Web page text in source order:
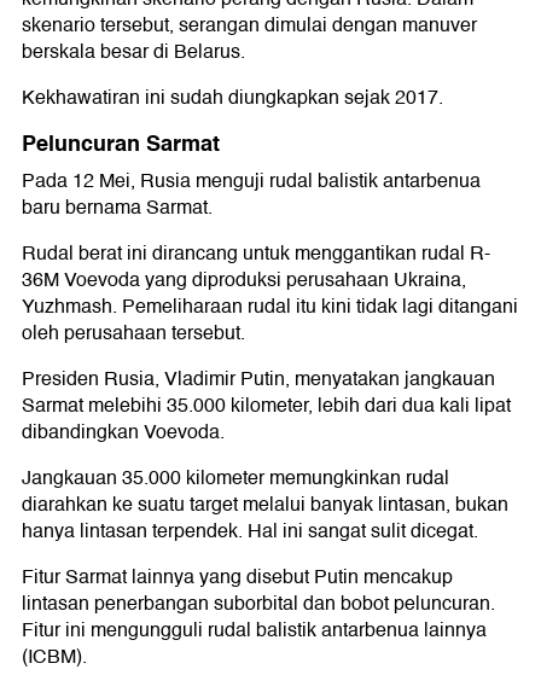
skenario tersebut, serangan dimulai dengan manuver
berskala besar di Belarus.
Kekhawatiran ini sudah diungkapkan sejak 2017.
Peluncuran Sarmat
Pada 12 Mei, Rusia menguji rudal balistik antarbenua
baru bernama Sarmat.
Rudal berat ini dirancang untuk menggantikan rudal R-
36M Voevoda yang diproduksi perusahaan Ukraina,
Yuzhmash. Pemeliharaan rudal itu kini tidak lagi ditangani
oleh perusahaan tersebut.
Presiden Rusia, Vladimir Putin, menyatakan jangkauan
Sarmat melebihi 35.000 kilometer, lebih dari dua kali lipat
dibandingkan Voevoda.
Jangkauan 35.000 kilometer memungkinkan rudal
diarahkan ke suatu target melalui banyak lintasan, bukan
hanya lintasan terpendek. Hal ini sangat sulit dicegat.
Fitur Sarmat lainnya yang disebut Putin mencakup
lintasan penerbangan suborbital dan bobot peluncuran.
Fitur ini mengungguli rudal balistik antarbenua lainnya
(ICBM).